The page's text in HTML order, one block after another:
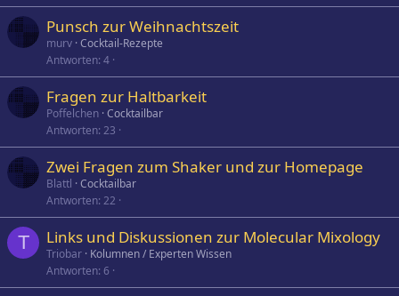
Punsch zur Weihnachtszeit
murv Cocktail-Rezepte
Antworten 4
Fragen zur Haltbarkeit
Poffelchen Cocktailbar
Antworten 23
Zwei Fragen zum Shaker und zur Homepage
Blattl Cocktailbar
Antworten 22
T Links und Diskussionen zur Molecular Mixology
Triobar Kolumnen / Experten Wissen
Antworten 6